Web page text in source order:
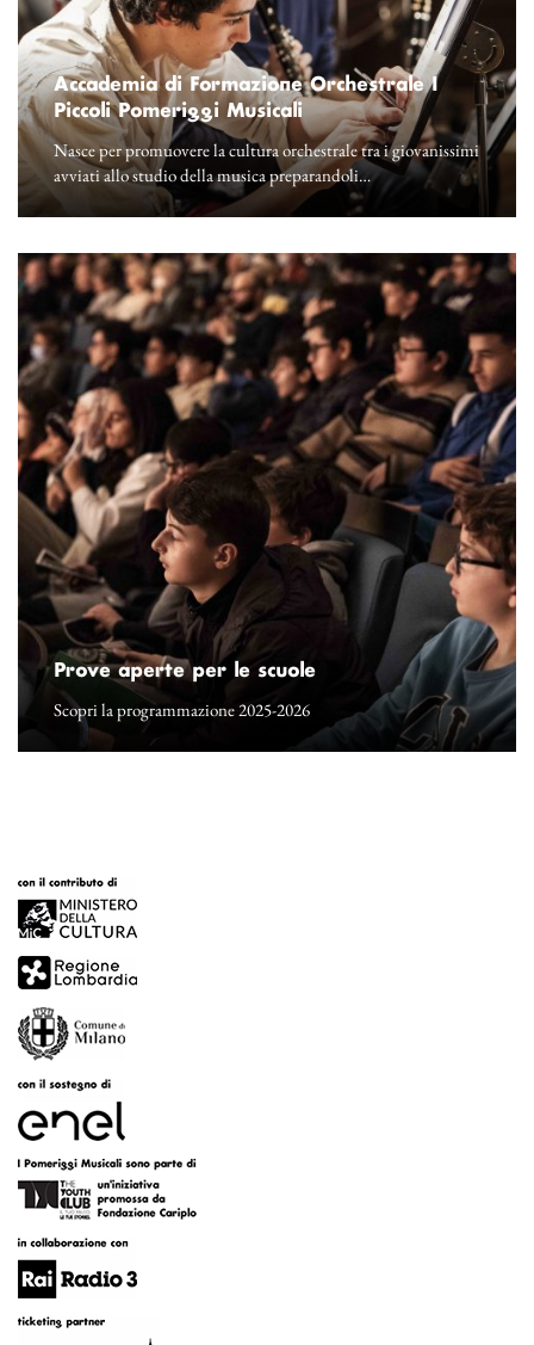
Accademia di Formazione Orchestrale I
Piccoli Pomeriggi Musicali
Nasce per promuovere la cultura orchestrale tra i giovanissimi
avviati allo studio della musica preparandoli…
Prove aperte per le scuole
Scopri la programmazione 2025-2026